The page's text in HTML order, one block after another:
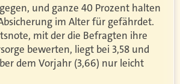
und ganze 40 Prozent halten
im Alter für gefährdet.
mit der die Befragten ihre
bewerten, liegt bei 3,58 und
dem Vorjahr (3,66) nur leicht